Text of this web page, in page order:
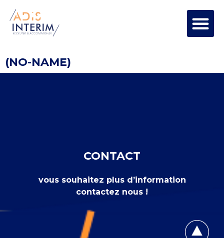
(NO-NAME)
CONTACT
vous souhaitez plus d’information
contactez nous !